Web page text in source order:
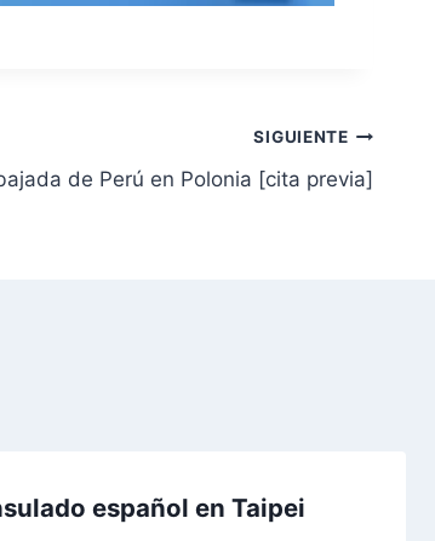
SIGUIENTE
de Perú en Polonia [cita previa]
español en Taipei